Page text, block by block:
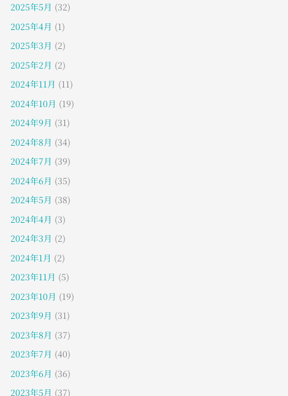
2025年5月 (32)
2025年4月 (1)
2025年3月 (2)
2025年2月 (2)
2024年11月 (11)
2024年10月 (19)
2024年9月 (31)
2024年8月 (34)
2024年7月 (39)
2024年6月 (35)
2024年5月 (38)
2024年4月 (3)
2024年3月 (2)
2024年1月 (2)
2023年11月 (5)
2023年10月 (19)
2023年9月 (31)
2023年8月 (37)
2023年7月 (40)
2023年6月 (36)
2023年5月 (37)